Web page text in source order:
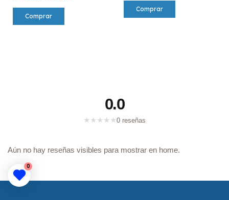
0.0
★ ★ ★ ★ ★0 reseñas
Aún no hay reseñas visibles para mostrar en home.
0